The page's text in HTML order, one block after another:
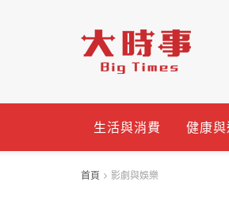
生活與消費 健康與
首頁 影劇與娛樂